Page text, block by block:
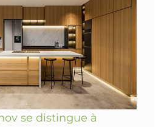
se distingue à